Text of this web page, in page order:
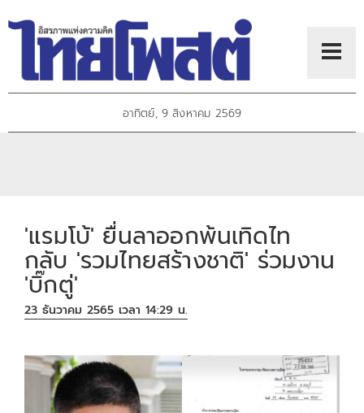
อาทิตย์, 9 สิงหาคม 2569
'แรมโบ้' ยื่นลาออกพ้นเทิดไท
กลับ 'รวมไทยสร้างชาติ' ร่วมงาน
'บิ๊กตู่'
23 ธันวาคม 2565 เวลา 14:29 น.